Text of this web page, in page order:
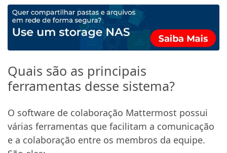
Quais são as principais
ferramentas desse sistema?
O software de colaboração Mattermost possui
várias ferramentas que facilitam a comunicação
e a colaboração entre os membros da equipe.